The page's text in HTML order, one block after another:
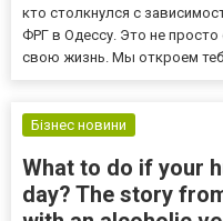
кто столкнулся с
ФРГ в Одессу. Это не
свою жизнь. Мы откроем
Бізнес новини
What to do if your
day? The story